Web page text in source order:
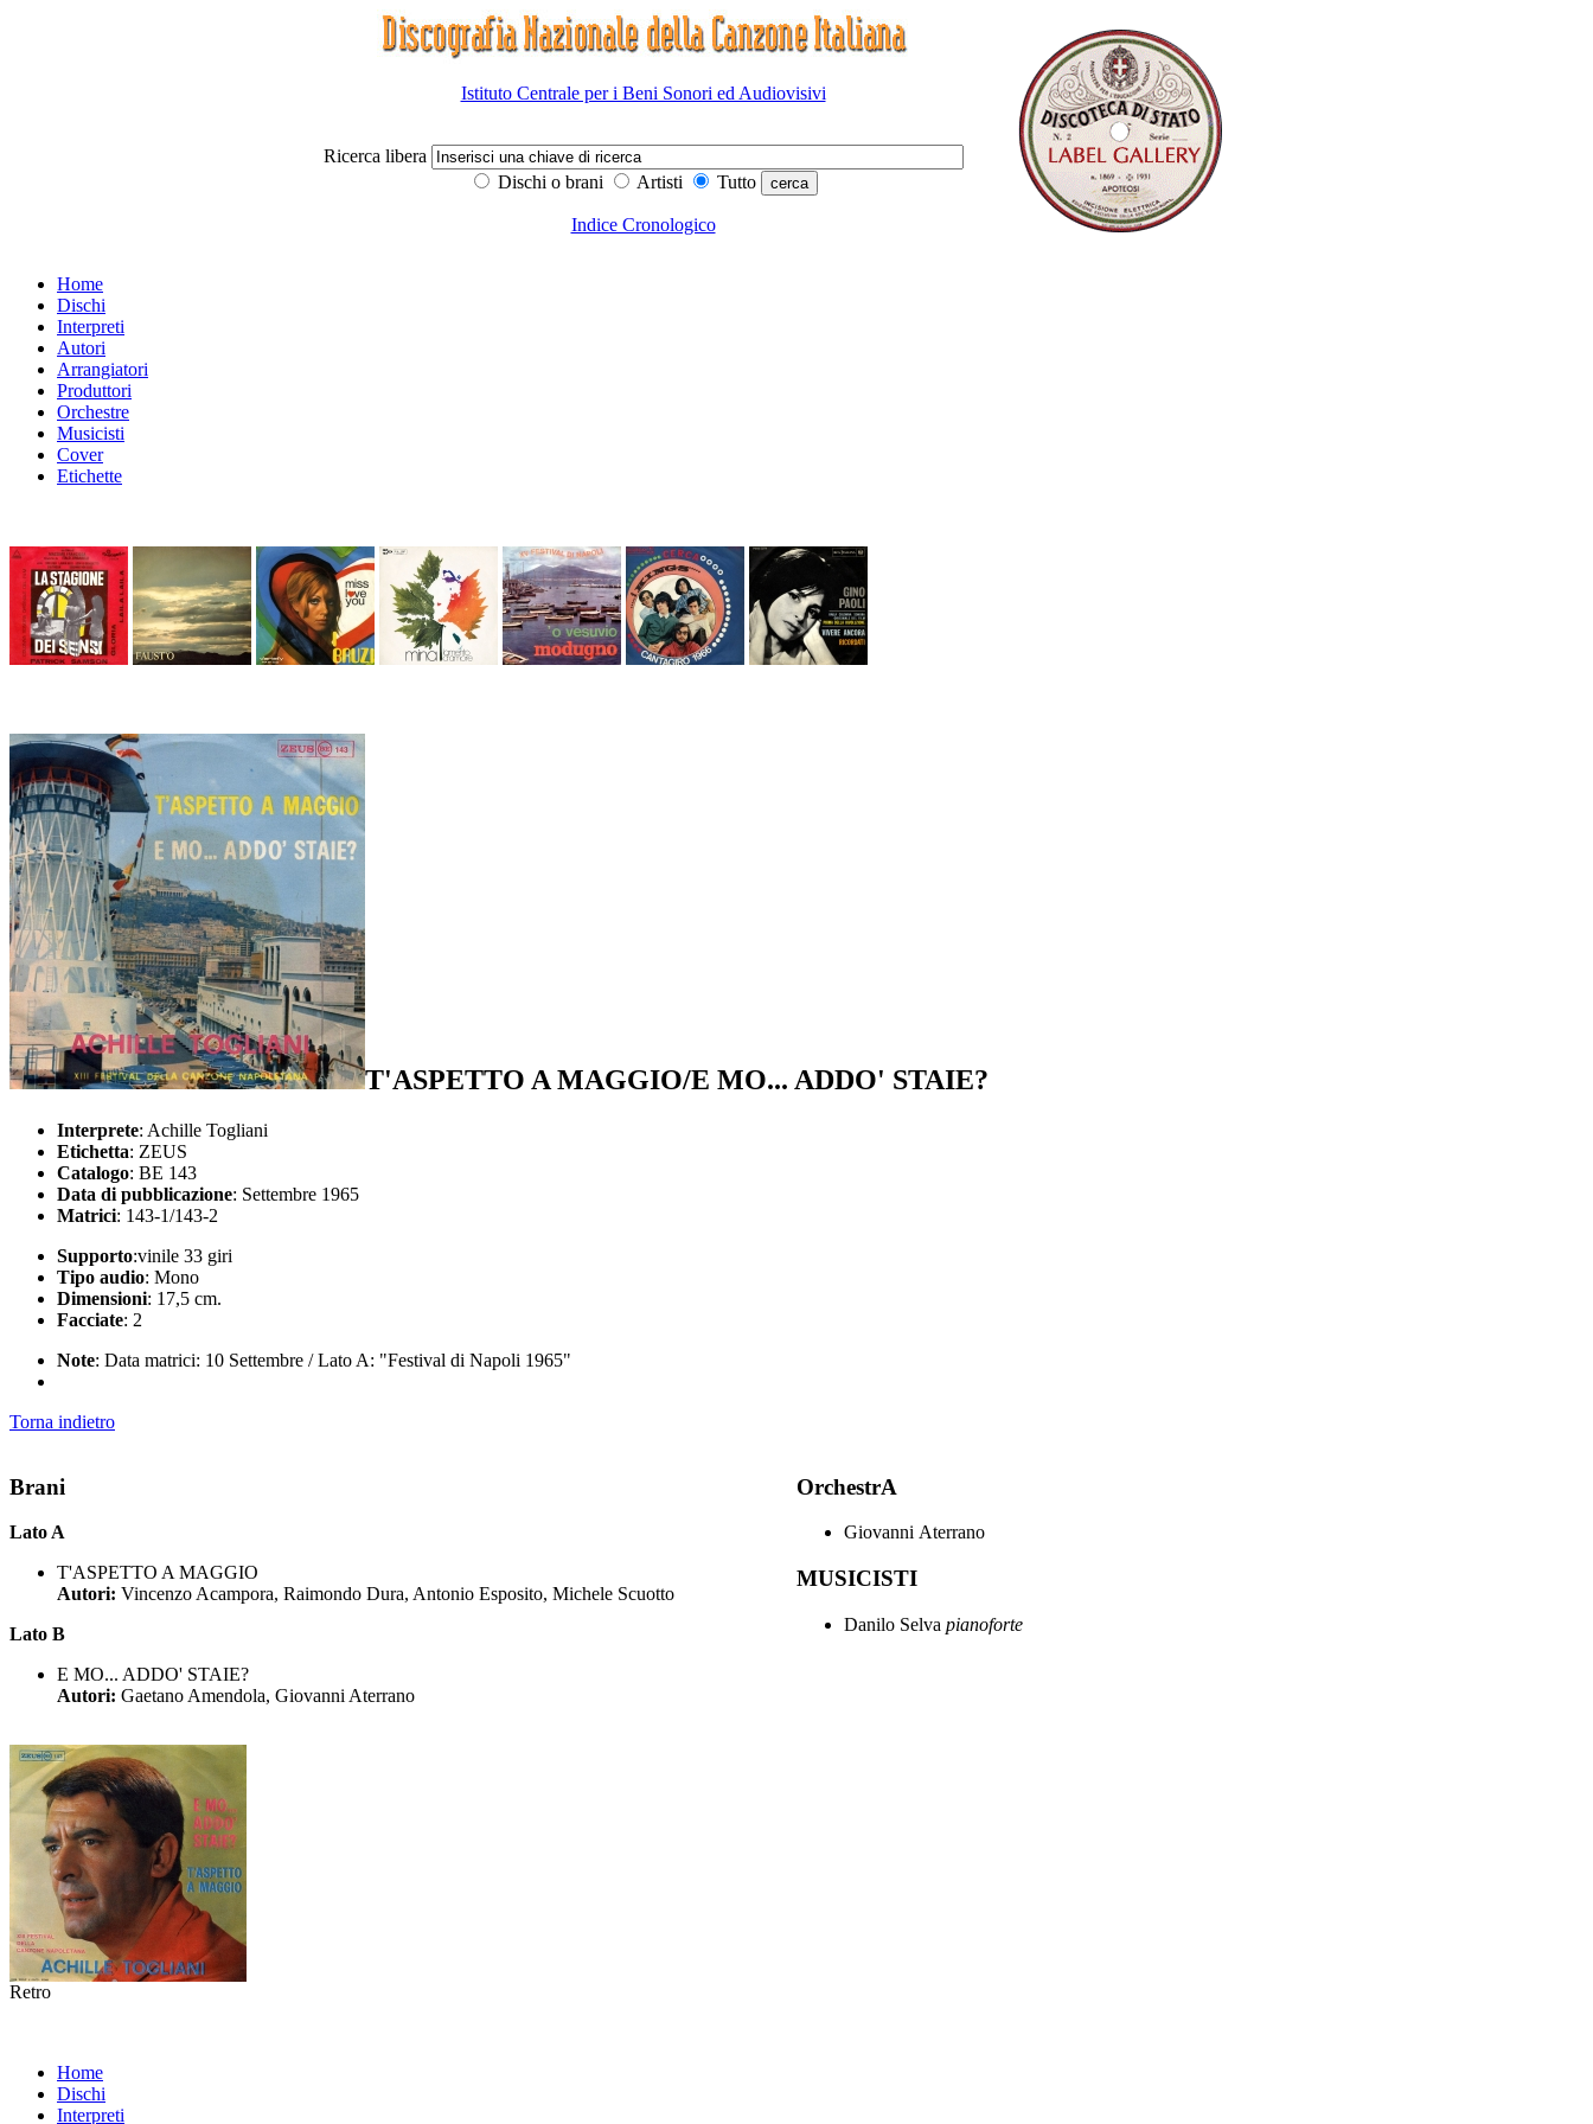
Istituto Centrale per i Beni Sonori ed Audiovisivi
Ricerca libera
Dischi o brani
Artisti Tutto
Indice Cronologico
Home
Dischi
Interpreti
Autori
Arrangiatori
Produttori
Orchestre
Musicisti
Cover
Etichette
T'ASPETTO A MAGGIO/E MO... ADDO' STAIE?
Interprete: Achille Togliani
Etichetta: ZEUS
Catalogo: BE 143
Data di pubblicazione: Settembre 1965
Matrici: 143-1/143-2
Supporto:vinile 33 giri
Tipo audio: Mono
Dimensioni: 17,5 cm.
Facciate: 2
Note: Data matrici: 10 Settembre / Lato A: "Festival di Napoli 1965"
Torna indietro
Brani
Lato A
T'ASPETTO A MAGGIO
Autori: Vincenzo Acampora, Raimondo Dura, Antonio Esposito, Michele Scuotto
Lato B
E MO... ADDO' STAIE?
Autori: Gaetano Amendola, Giovanni Aterrano
OrchestrA
Giovanni Aterrano
MUSICISTI
Danilo Selva pianoforte
Retro
Home
Dischi
Interpreti